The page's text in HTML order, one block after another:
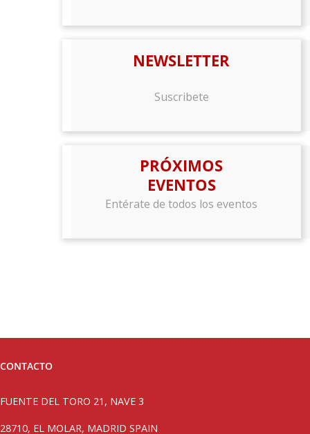
NEWSLETTER
Suscribete
PRÓXIMOS
EVENTOS
Entérate de todos los eventos
CONTACTO
FUENTE DEL TORO 21, NAVE 3
28710, EL MOLAR, MADRID SPAIN